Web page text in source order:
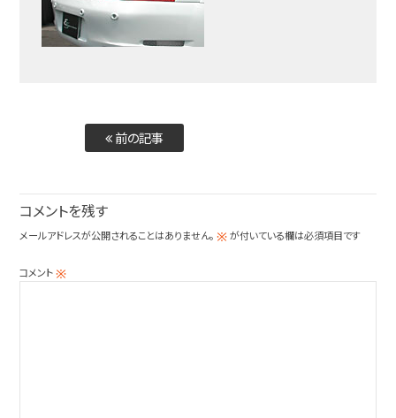
前の記事
コメントを残す
メールアドレスが公開されることはありません。 ※が付いている欄は必須項目です
コメント※